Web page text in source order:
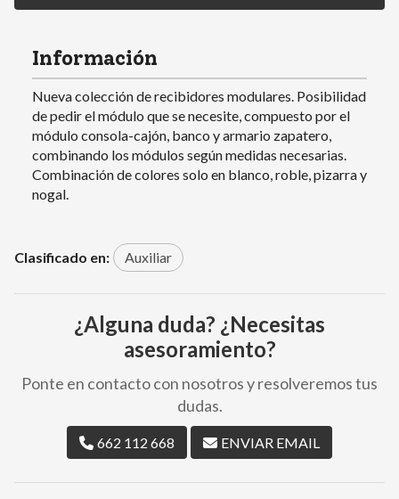
Información
Nueva colección de recibidores modulares. Posibilidad
de pedir el módulo que se necesite, compuesto por el
módulo consola-cajón, banco y armario zapatero,
combinando los módulos según medidas necesarias.
Combinación de colores solo en blanco, roble, pizarra y
nogal.
Clasificado en: Auxiliar
¿Alguna duda? ¿Necesitas
asesoramiento?
Ponte en contacto con nosotros y resolveremos tus
dudas.
662 112 668 ENVIAR EMAIL